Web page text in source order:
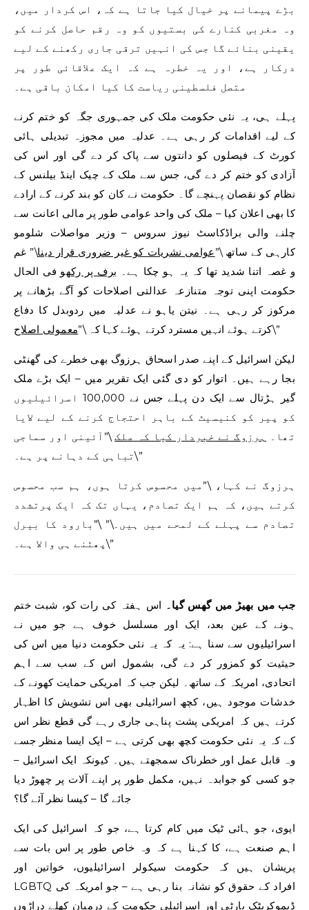
بڑے پیمانے پر خیال کیا جاتا ہے کہ، اس کردار میں،
وہ مغربی کنارے کی بستیوں کو وہ رقم حاصل کرنے کو
یقینی بنائے گا جس کی انہیں ترقی جاری رکھنے کے لیے
درکار ہے، اور یہ خطرہ ہے کہ ایک علاقائی طور پر
متصل فلسطینی ریاست کا کیا امکان باقی ہے۔
پہلے ہی، یہ نئی حکومت ملک کی جمہوری جگہ کو ختم کرنے
کے لیے اقدامات کر رہی ہے۔ عدلیہ میں مجوزہ تبدیلی ہائی
کورٹ کے فیصلوں کو دانتوں سے پاک کر دے گی اور اس کی
آزادی کو ختم کر دے گی، جس سے ملک کے چیک اینڈ بیلنس کے
نظام کو نقصان پہنچے گا۔ حکومت نے کان کو بند کرنے کے ارادے
کا بھی اعلان کیا – ملک کی واحد عوامی طور پر مالی اعانت سے
چلنے والی براڈکاسٹ نیوز سروس – وزیر مواصلات شلومو
کارہی کے ساتھ \”عوامی نشریات کو غیر ضروری قرار دینا\” غم
و غصہ اتنا شدید تھا کہ یہ ہو چکا ہے۔ برف پر رکھو فی الحال
حکومت اپنی توجہ متنازعہ عدالتی اصلاحات کو آگے بڑھانے پر
مرکوز کر رہی ہے۔ نیتن یاہو نے عدلیہ میں ردوبدل کا دفاع
کرتے ہوئے انہیں مسترد کرتے ہوئے کہا کہ \”معمولی اصلاح \”
لیکن اسرائیل کے اپنے صدر اسحاق ہرزوگ بھی خطرے کی گھنٹی
بجا رہے ہیں۔ اتوار کو دی گئی ایک تقریر میں – ایک بڑے ملک
گیر ہڑتال سے ایک دن پہلے جس نے 100,000 اسرائیلیوں
کو پیر کو کنیسیٹ کے باہر احتجاج کرنے کے لیے لایا
تھا۔
ہرزوگ نے ​​خبردار کیا کہ ملک\”آئینی اور سماجی
تباہی کے دہانے پر ہے۔\”
ہرزوگ نے ​​کہا، \”میں محسوس کرتا ہوں، ہم سب محسوس
کرتے ہیں، کہ ہم ایک تصادم، یہاں تک کہ ایک پرتشدد
تصادم سے پہلے کے لمحے میں ہیں۔\” \”بارود کا بیرل
پھٹنے ہی والا ہے۔\”
جب میں بھیڑ میں گھس گیا۔ اس ہفتہ کی رات کو، شبت ختم
ہونے کے عین بعد، ایک اور مسلسل خوف ہے جو میں نے
اسرائیلیوں سے سنا ہے: یہ کہ یہ نئی حکومت دنیا میں اس کی
حیثیت کو کمزور کر دے گی، بشمول اس کے سب سے اہم
اتحادی، امریکہ کے ساتھ۔ لیکن جب کہ امریکی حمایت کھونے کے
خدشات موجود ہیں، کچھ اسرائیلی بھی اس تشویش کا اظہار
کرتے ہیں کہ امریکی پشت پناہی جاری رہے گی قطع نظر اس
کے کہ یہ نئی حکومت کچھ بھی کرتی ہے – ایک ایسا منظر جسے
وہ قابل عمل اور خطرناک سمجھتے ہیں۔ کیونکہ ایک اسرائیل –
جو کسی کو جوابدہ نہیں، مکمل طور پر اپنے آلات پر چھوڑ دیا
جائے گا – کیسا نظر آئے گا؟
ایوی، جو ہائی ٹیک میں کام کرتا ہے، جو کہ اسرائیل کی ایک
اہم صنعت ہے، کا کہنا ہے کہ وہ خاص طور پر اس بات سے
پریشان ہیں کہ حکومت سیکولر اسرائیلیوں، خواتین اور
LGBTQ افراد کے حقوق کو نشانہ بنا رہی ہے – جو امریکہ کی
ڈیموکریٹک پارٹی اور اسرائیلی حکومت کے درمیان کھلے دراڑوں